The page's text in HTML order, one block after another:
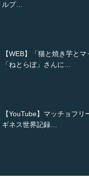
ルプ…
【WEB】「猫と焼き芋と
「ねとらぼ」さんに…
【YouTube】マッチョフ
ギネス世界記録…
【TV】TBS番組「ひるお